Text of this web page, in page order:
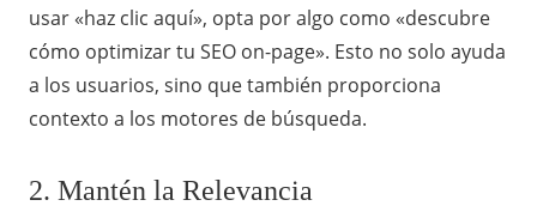
usar «haz clic aquí», opta por algo como «descubre
cómo optimizar tu SEO on-page». Esto no solo ayuda
a los usuarios, sino que también proporciona
contexto a los motores de búsqueda.
2. Mantén la Relevancia